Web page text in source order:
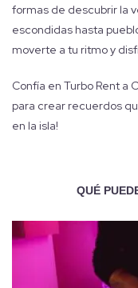
formas de descubrir la
escondidas hasta
moverte a tu ritmo y
Confía en Turbo Rent a
para crear recuerdos
en la isla!
QUÉ